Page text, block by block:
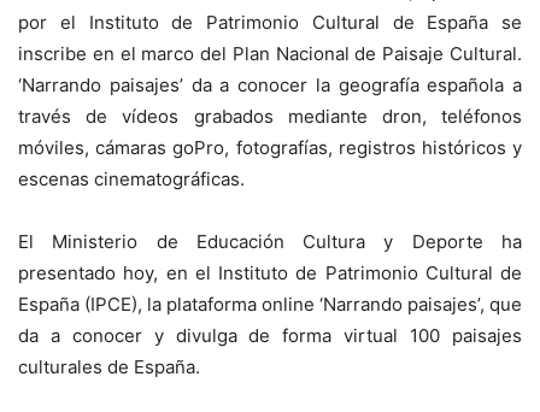
por el Instituto de Patrimonio Cultural de España se
inscribe en el marco del Plan Nacional de Paisaje Cultural.
‘Narrando paisajes’ da a conocer la geografía española a
través de vídeos grabados mediante dron, teléfonos
móviles, cámaras goPro, fotografías, registros históricos y
escenas cinematográficas.
El Ministerio de Educación Cultura y Deporte ha
presentado hoy, en el Instituto de Patrimonio Cultural de
España (IPCE), la plataforma online ‘Narrando paisajes’, que
da a conocer y divulga de forma virtual 100 paisajes
culturales de España.